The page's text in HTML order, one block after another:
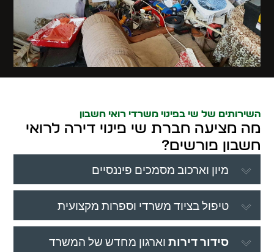
השירותים של שי בפינוי משרדי רואי חשבון
מה מציעה חברת שי פינוי דירה לרואי
חשבון פורשים?
מיון וארכוב מסמכים פיננסיים
טיפול בציוד משרדי וספרות מקצועית
סידור דירות וארגון מחדש של המשרד